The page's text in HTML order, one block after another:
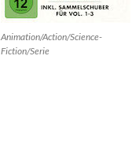
Animation/Action/Science-
Fiction/Serie